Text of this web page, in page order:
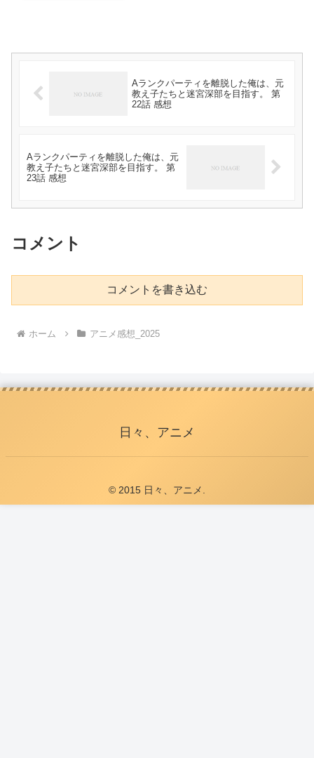
Aランクパーティを離脱した俺は、元
教え子たちと迷宮深部を目指す。 第
22話 感想
Aランクパーティを離脱した俺は、元
教え子たちと迷宮深部を目指す。 第
23話 感想
コメント
コメントを書き込む
ホーム アニメ感想_2025
日々、アニメ
© 2015 日々、アニメ.